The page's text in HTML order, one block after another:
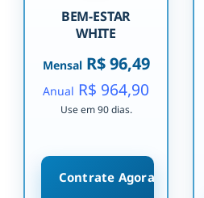
BEM-ESTAR
WHITE
MensalR$ 96,49
Anual R$ 964,90
Use em 90 dias.
Contrate Agora